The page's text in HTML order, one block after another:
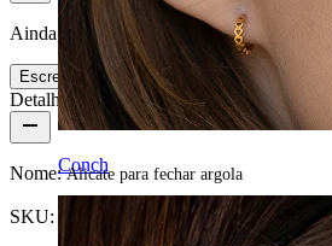
Conch
Ainda não há avaliações para este produto
Escreve uma avaliação
Detalhes do produto
Nome:Alicate para fechar argola
SKU: